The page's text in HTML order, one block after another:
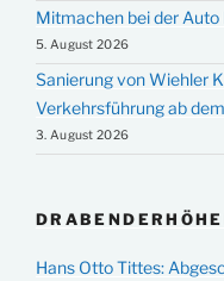
Mitmachen bei der Auto
5. August 2026
Sanierung von Wiehler
Verkehrsführung ab
3. August 2026
Hans Otto Tittes: